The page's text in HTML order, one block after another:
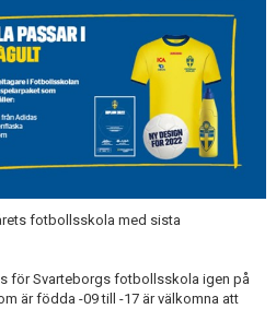
fotbollsskola med sista
för Svarteborgs fotbollsskola igen på
är födda -09 till -17 är välkomna att